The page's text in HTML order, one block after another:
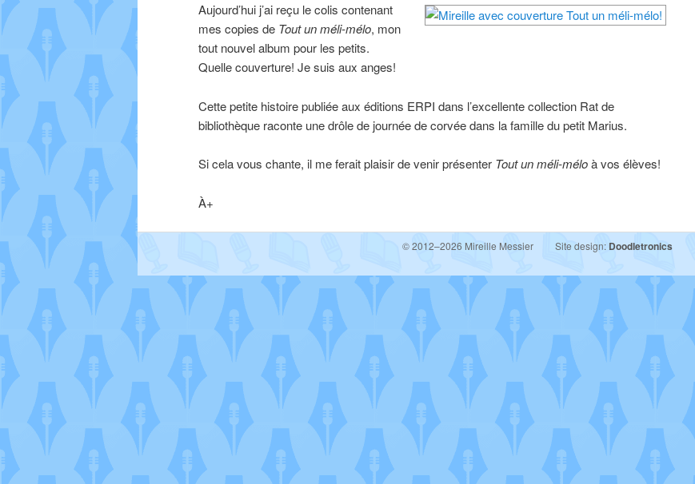
Aujourd’hui j’ai reçu le colis contenant
mes copies de Tout un méli-mélo, mon
tout nouvel album pour les petits.
Quelle couverture! Je suis aux anges!
Cette petite histoire publiée aux éditions ERPI dans l’excellente collection Rat de
bibliothèque raconte une drôle de journée de corvée dans la famille du petit Marius.
Si cela vous chante, il me ferait plaisir de venir présenter Tout un méli-méloà vos élèves!
À+
© 2012–2026 Mireille Messier Site design: Doodletronics